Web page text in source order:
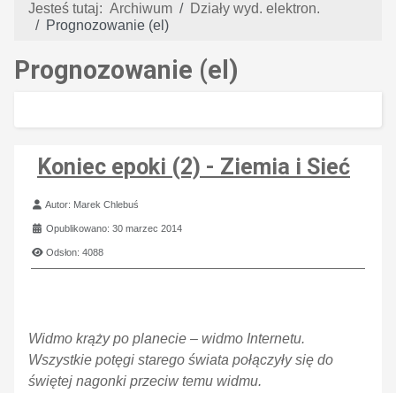
Jesteś tutaj: Archiwum
Działy wyd. elektron.
Prognozowanie (el)
Prognozowanie (el)
Koniec epoki (2) - Ziemia i Sieć
Szczegóły
Autor: Marek Chlebuś
Opublikowano: 30 marzec 2014
Odsłon: 4088
Widmo krąży po planecie – widmo Internetu.
Wszystkie potęgi starego świata połączyły się do
świętej nagonki przeciw temu widmu.